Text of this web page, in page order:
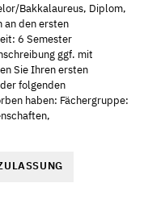
Bakkalaureus, Diplom,
an den ersten
6 Semester
ggf. mit
Sie Ihren ersten
folgenden
haben: Fächergruppe: